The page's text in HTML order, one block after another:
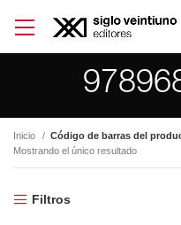
Inicio Código de barras del
Mostrando el único resultado
Filtros